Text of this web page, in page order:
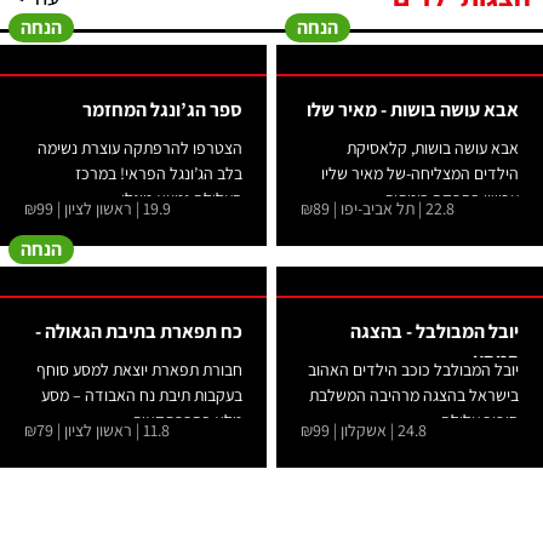
הנחה
אבא עושה בושות - מאיר שלו
-אבא עושה בושות, קלאסיקת
הילדים המצליחה-של מאיר שליו
עכשיו בהפקה בימתית...
22.8 | תל אביב-יפו | ₪89
הנחה
ספר הג’ונגל המחזמר
הצטרפו להרפתקה עוצרת נשימה
בלב הג’ונגל הפראי! במרכז
העלילה נמצא מוגלי...
19.9 | ראשון לציון | ₪99
יובל המבולבל - בהצגה
המסע
יובל המבולבל כוכב הילדים האהוב
בישראל בהצגה מרהיבה המשלבת
סיפור עלילה...
24.8 | אשקלון | ₪99
הנחה
כח תפארת בתיבת הגאולה -
חבורת תפארת יוצאת למסע סוחף
בעקבות תיבת נח האבודה – מסע
מלא בהרפתקאות,...
11.8 | ראשון לציון | ₪79